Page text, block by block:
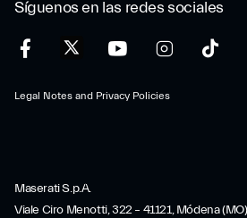
Síguenos en las redes sociales
Legal Notes and Privacy Policies
Maserati S.p.A.
Viale Ciro Menotti, 322 – 41121, Módena